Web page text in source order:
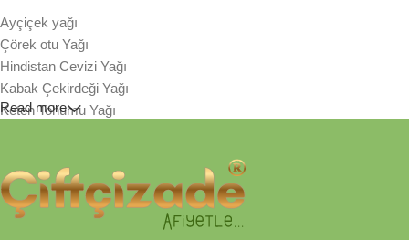
Ayçiçek yağı
Çörek otu Yağı
Hindistan Cevizi Yağı
Kabak Çekirdeği Yağı
Keten Tohumu Yağı
çekirdeklerinden sezonunda soğuk sıkım tekniğiyle üretilmiştir.
Tamamen organik kağıt filtreden geçirilerek, asit değerinin yükselme
hızı yavaşlatılmış ve lezzeti korunmuştur. Hiçbir katkı maddesi ve
Read more